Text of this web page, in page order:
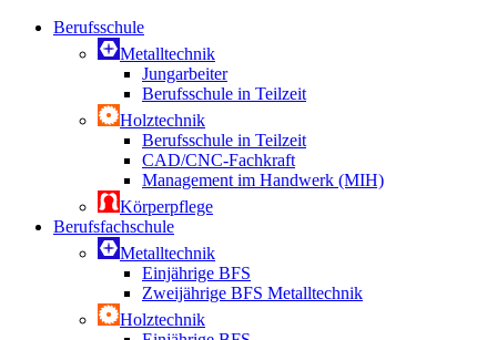
Berufsschule
Metalltechnik
Jungarbeiter
Berufsschule in Teilzeit
Holztechnik
Berufsschule in Teilzeit
CAD/CNC-Fachkraft
Management im Handwerk (MIH)
Körperpflege
Berufsfachschule
Metalltechnik
Einjährige BFS
Zweijährige BFS Metalltechnik
Holztechnik